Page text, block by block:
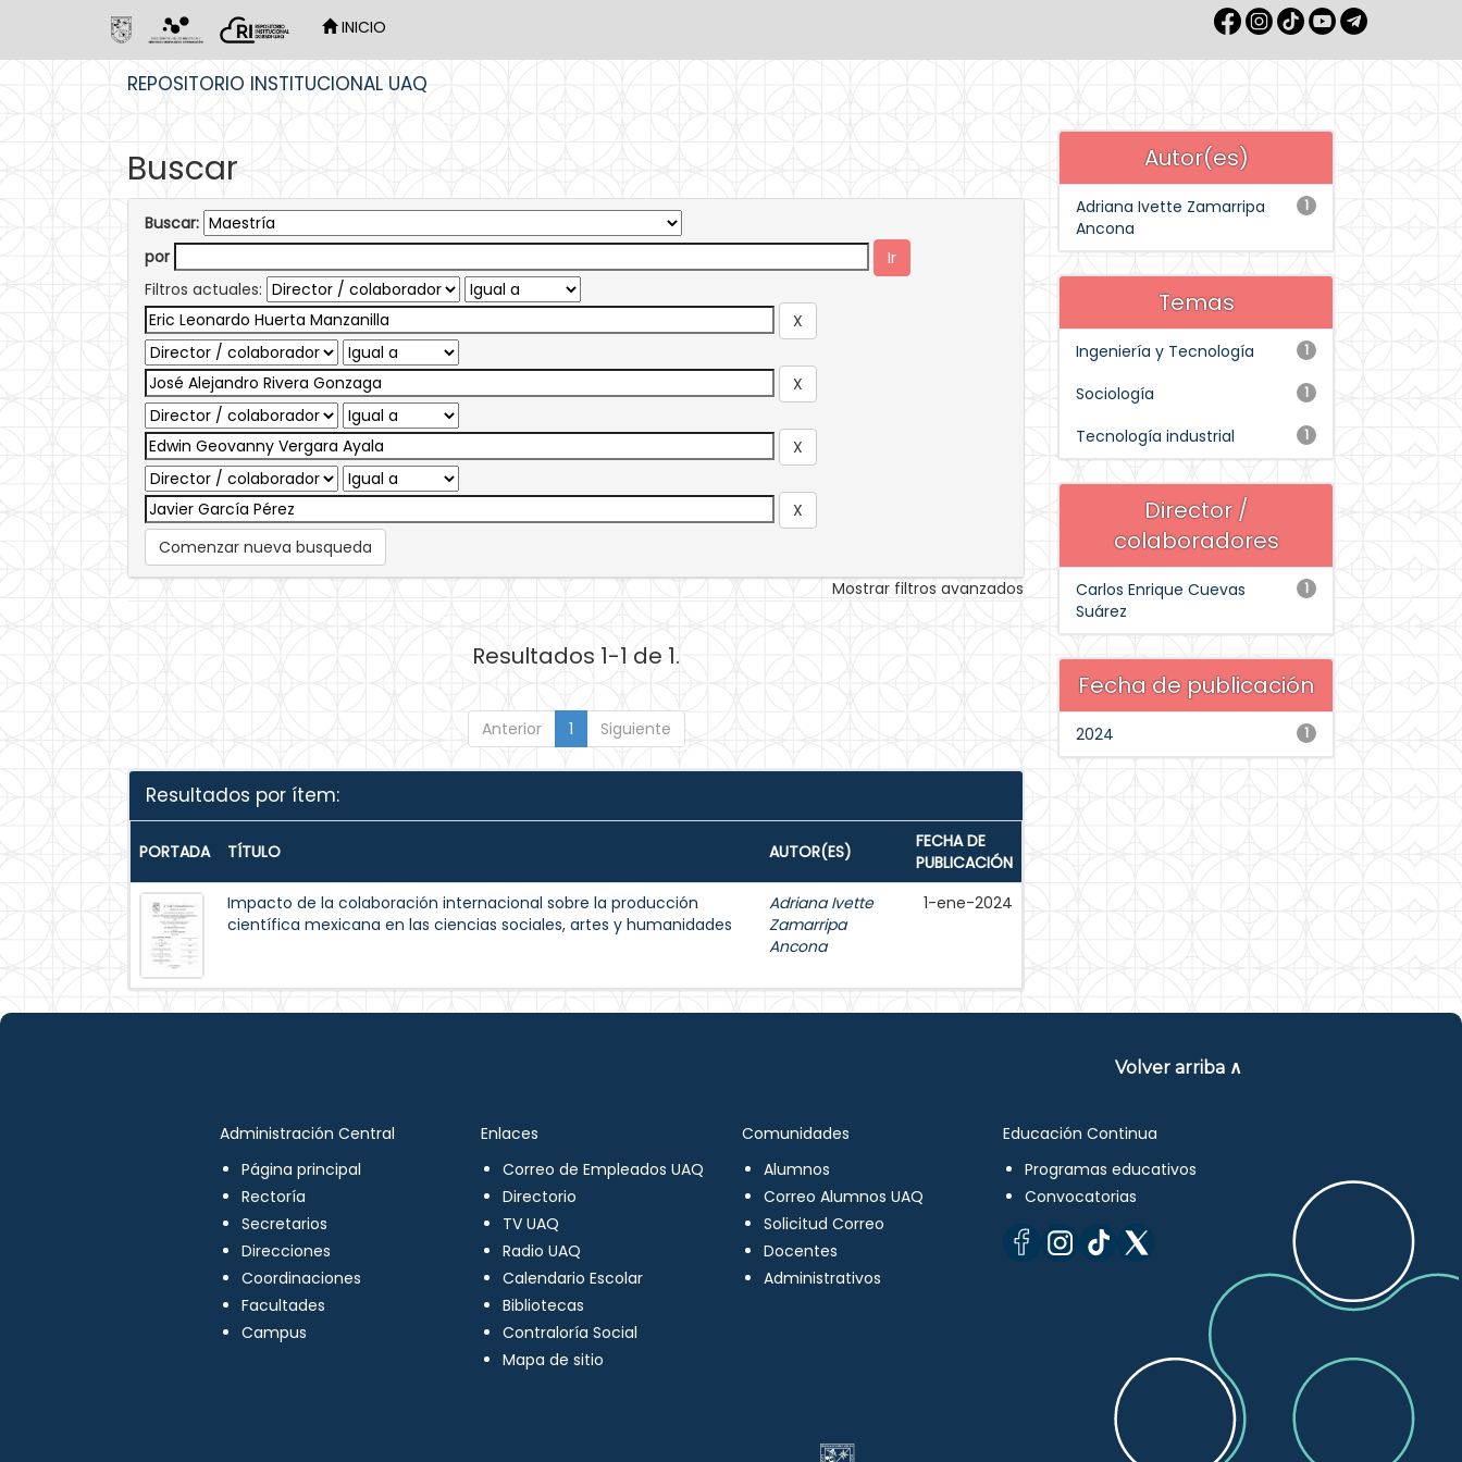
INICIO
REPOSITORIO INSTITUCIONAL UAQ
Buscar
Buscar:
por
Filtros actuales:
Comenzar nueva busqueda
Mostrar filtros avanzados
Resultados 1-1 de 1.
Anterior 1 Siguiente
Resultados por ítem:
PORTADA TÍTULO AUTOR(ES)
FECHA DE
PUBLICACIÓN
Impacto de la colaboración internacional sobre la producción
científica mexicana en las ciencias sociales, artes y humanidades
Adriana Ivette
Zamarripa
Ancona
1-ene-2024
Autor(es)
1
Adriana Ivette Zamarripa
Ancona
Temas
1
Ingeniería y Tecnología
1
Sociología
1
Tecnología industrial
Director /
colaboradores
1
Carlos Enrique Cuevas
Suárez
Fecha de publicación
1
2024
Volver arriba ∧
Administración Central
Página principal
Rectoría
Secretarios
Direcciones
Coordinaciones
Facultades
Campus
Enlaces
Correo de Empleados UAQ
Directorio
TV UAQ
Radio UAQ
Calendario Escolar
Bibliotecas
Contraloría Social
Mapa de sitio
Comunidades
Alumnos
Correo Alumnos UAQ
Solicitud Correo
Docentes
Administrativos
Educación Continua
Programas educativos
Convocatorias